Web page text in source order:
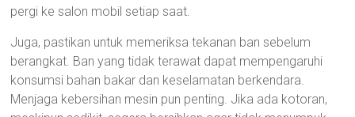
pergi ke salon mobil setiap saat.
Juga, pastikan untuk memeriksa tekanan ban sebelum
berangkat. Ban yang tidak terawat dapat mempengaruhi
konsumsi bahan bakar dan keselamatan berkendara.
Menjaga kebersihan mesin pun penting. Jika ada kotoran,